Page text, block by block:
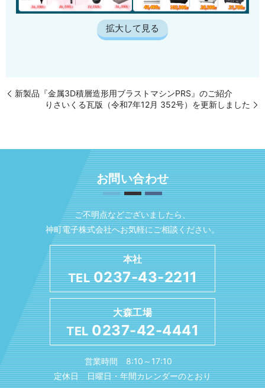
拡大して見る
新製品『金属3D積層造形用ブラストマシンPRS』のご紹介
りさいくる瓦版（令和7年12月 352号）を更新しました
お問い合わせ
ご不明点などございましたら、
神町電子株式会社へお気軽にご相談ください。
本社
TEL0237-43-2211
大森工場
TEL0237-42-4441
営業時間 8:10～17:10
定休日 日曜日・年間カレンダーのとおり